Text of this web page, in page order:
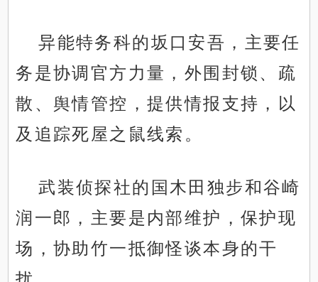
异能特务科的坂口安吾，主要任
务是协调官方力量，外围封锁、疏
散、舆情管控，提供情报支持，以
及追踪死屋之鼠线索。
武装侦探社的国木田独步和谷崎
润一郎，主要是内部维护，保护现
场，协助竹一抵御怪谈本身的干